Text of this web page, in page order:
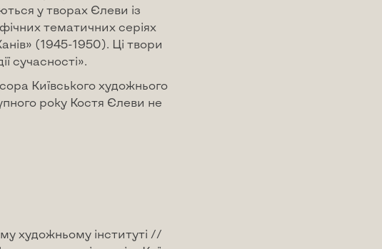
у творах Єлеви із
тематичних серіях
(1945-1950). Ці твори
сучасності».
Київського художнього
року Костя Єлеви не
художньому інституті //